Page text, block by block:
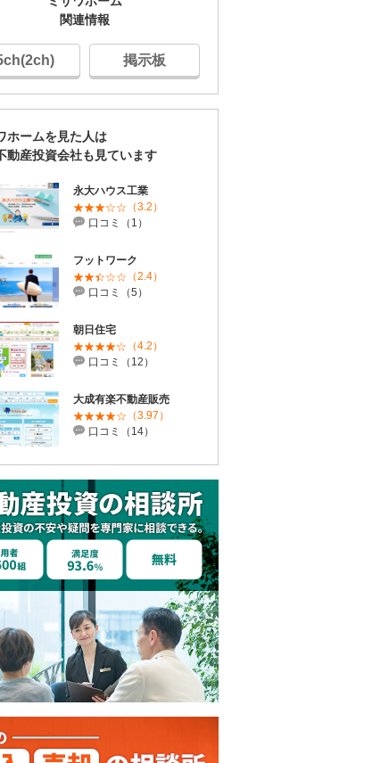
関連情報
掲示板
ホームを見た人は
動産投資会社も見ています
永大ハウス工業
（3.2）
口コミ（1）
フットワーク
（2.4）
口コミ（5）
朝日住宅
（4.2）
口コミ（12）
大成有楽不動産販売
（3.97）
口コミ（14）